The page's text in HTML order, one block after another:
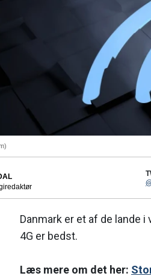
Danmark er et af de lande
4G er bedst.
Læs mere om det her: